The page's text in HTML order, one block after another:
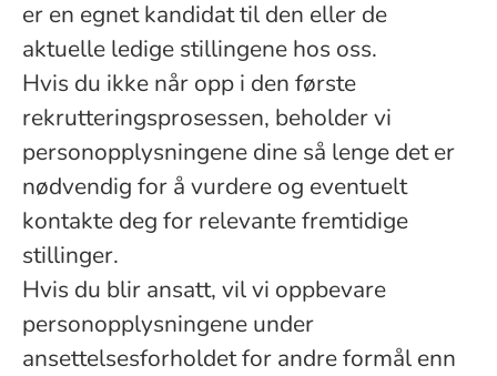
er en egnet kandidat til den eller de
aktuelle ledige stillingene hos oss.
Hvis du ikke når opp i den første
rekrutteringsprosessen, beholder vi
personopplysningene dine så lenge det er
nødvendig for å vurdere og eventuelt
kontakte deg for relevante fremtidige
stillinger.
Hvis du blir ansatt, vil vi oppbevare
personopplysningene under
ansettelsesforholdet for andre formål enn